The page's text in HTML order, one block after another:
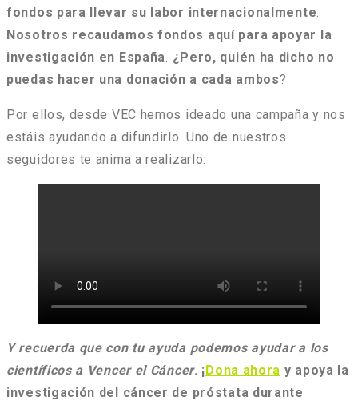
fondos para llevar su labor internacionalmente.
Nosotros recaudamos fondos aquí para apoyar la
investigación en España. ¿Pero, quién ha dicho no
puedas hacer una donación a cada ambos?
Por ellos, desde VEC hemos ideado una campaña y nos
estáis ayudando a difundirlo. Uno de nuestros
seguidores te anima a realizarlo:
Y recuerda que con tu ayuda podemos ayudar a los
científicos a Vencer el Cáncer. ¡Dona ahora y apoya la
investigación del cáncer de próstata durante